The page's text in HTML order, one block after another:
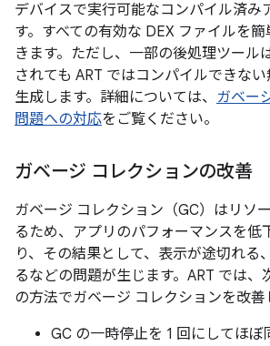
デバイスで実行可能なコンパイル済み
す。すべての有効な DEX ファイルを
きます。ただし、一部の後処理ツール
されても ART ではコンパイルできな
生成します。詳細については、 ガベー
問題への対応をご覧ください。
ガベージ コレクションの改善
ガベージ コレクション（GC）はリソ
るため、アプリのパフォーマンスを低
り、その結果として、表示が途切れる
るなどの問題が生じます。ART では、
の方法でガベージ コレクションを改善
GC の一時停止を 1 回にしてほぼ